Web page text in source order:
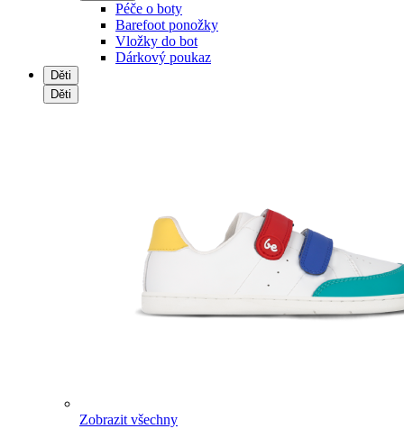
Péče o boty
Barefoot ponožky
Vložky do bot
Dárkový poukaz
Děti
Děti
Zobrazit všechny